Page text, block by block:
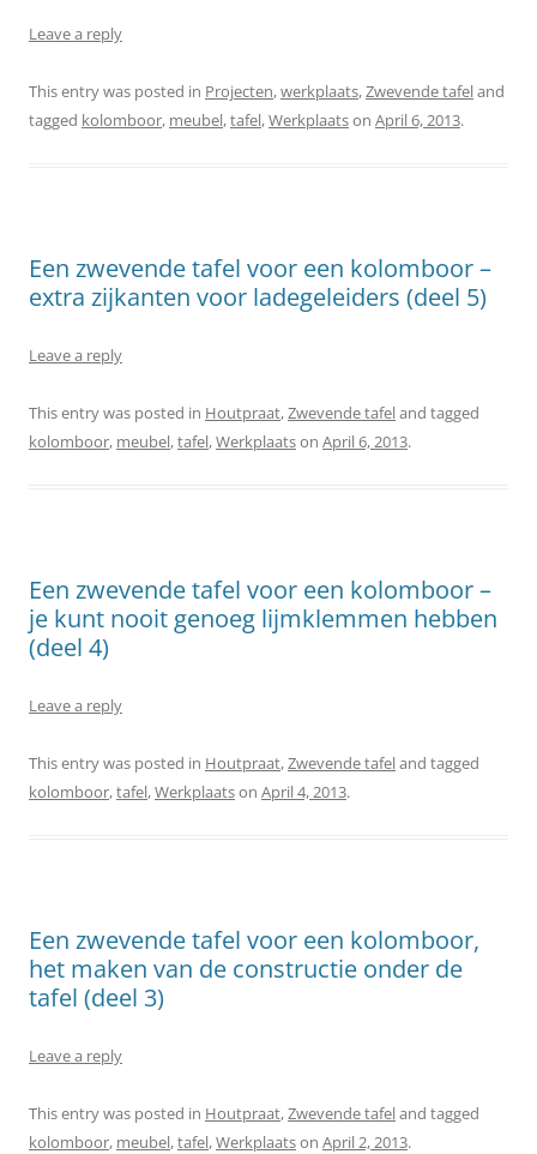
Leave a reply
This entry was posted in Projecten,werkplaats,Zwevende tafeland
tagged kolomboor, meubel,tafel,Werkplaatson April 6, 2013.
Een zwevende tafel voor een kolomboor –
extra zijkanten voor ladegeleiders (deel 5)
Leave a reply
This entry was posted in Houtpraat,Zwevende tafeland tagged
kolomboor, meubel,tafel,Werkplaatson April 6, 2013.
Een zwevende tafel voor een kolomboor –
je kunt nooit genoeg lijmklemmen hebben
(deel 4)
Leave a reply
This entry was posted in Houtpraat,Zwevende tafeland tagged
kolomboor,tafel,Werkplaatson April 4, 2013.
Een zwevende tafel voor een kolomboor,
het maken van de constructie onder de
tafel (deel 3)
Leave a reply
This entry was posted in Houtpraat,Zwevende tafeland tagged
kolomboor, meubel,tafel,Werkplaatson April 2, 2013.